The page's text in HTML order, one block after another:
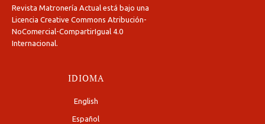
Revista Matronería Actual está bajo una
Licencia Creative Commons Atribución-
NoComercial-CompartirIgual 4.0
Internacional
IDIOMA
English
Español